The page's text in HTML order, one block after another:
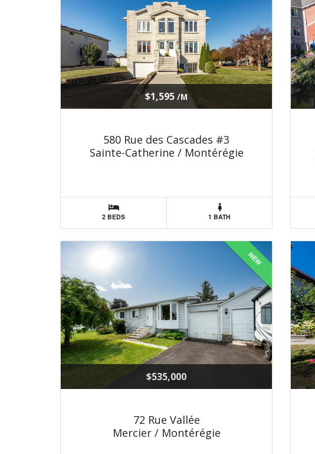
$1,595 /M
580 Rue des Cascades #3
Sainte-Catherine / Montérégie
2 BEDS 1 BATH
NEW
$535,000
72 Rue Vallée
Mercier / Montérégie